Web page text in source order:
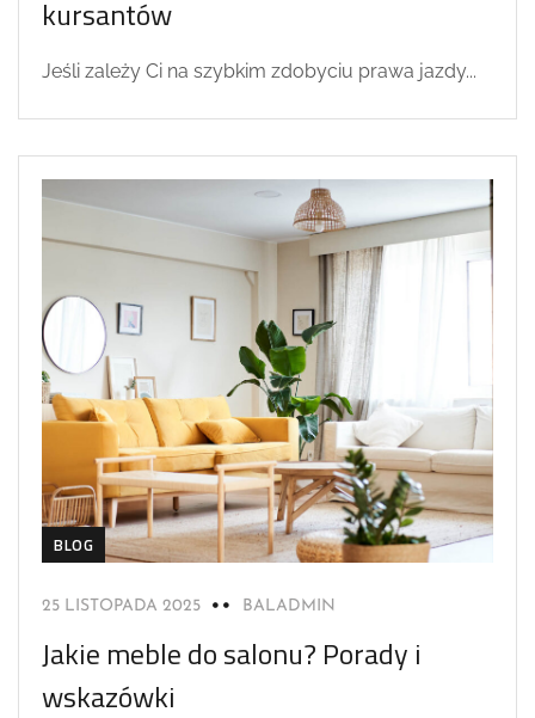
kursantów
Jeśli zależy Ci na szybkim zdobyciu prawa jazdy...
BLOG
25 LISTOPADA 2025 BALADMIN
Jakie meble do salonu? Porady i
wskazówki